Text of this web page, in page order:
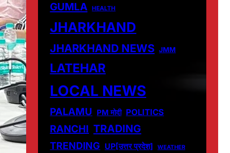
GUMLA HEALTH
JHARKHAND
JHARKHAND NEWS JMM
LATEHAR
LOCAL NEWS
PALAMU PM मोदी POLITICS
RANCHI TRADING
TRENDING UP[उत्तर प्रदेश] WEATHER